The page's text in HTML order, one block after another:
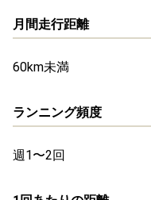
月間走行距離
60km未満
ランニング頻度
週1〜2回